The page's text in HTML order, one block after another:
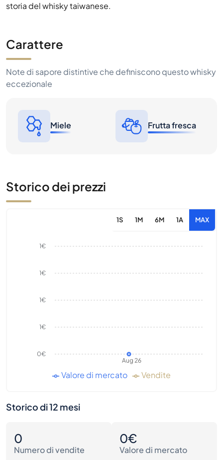
storia del whisky taiwanese.
Carattere
Note di sapore distintive che definiscono questo whisky
eccezionale
Miele Frutta fresca
Storico dei prezzi
1S 1M 6M 1A MAX
Aug 26
0€
1€
1€
1€
1€
Valore di mercato Vendite
Storico di 12 mesi
0
Numero di vendite
0€
Valore di mercato